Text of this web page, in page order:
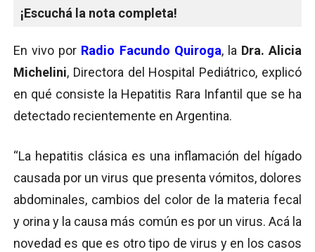
¡Escuchá la nota completa!
En vivo por Radio Facundo Quiroga, la Dra. Alicia
Michelini, Directora del Hospital Pediátrico, explicó
en qué consiste la Hepatitis Rara Infantil que se ha
detectado recientemente en Argentina.
“La hepatitis clásica es una inflamación del hígado
causada por un virus que presenta vómitos, dolores
abdominales, cambios del color de la materia fecal
y orina y la causa más común es por un virus. Acá la
novedad es que es otro tipo de virus y en los casos